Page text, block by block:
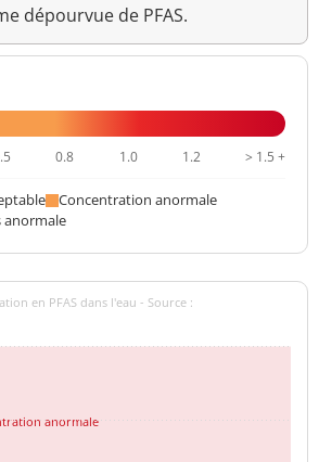
dépourvue de PFAS.
0.8 1.0 1.2 > 1.5 +
Concentration anormale
anormale
anormale
en PFAS dans l'eau - Source :